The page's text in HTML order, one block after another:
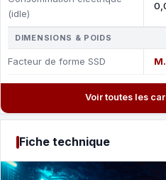
(idle)
DIMENSIONS & POIDS
Facteur de forme SSD
Voir toutes les
Fiche technique